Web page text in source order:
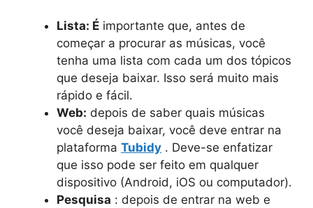
Lista: É importante que, antes de
começar a procurar as músicas, você
tenha uma lista com cada um dos tópicos
que deseja baixar. Isso será muito mais
rápido e fácil.
Web: depois de saber quais músicas
você deseja baixar, você deve entrar na
plataforma Tubidy . Deve-se enfatizar
que isso pode ser feito em qualquer
dispositivo (Android, iOS ou computador).
Pesquisa : depois de entrar na web e